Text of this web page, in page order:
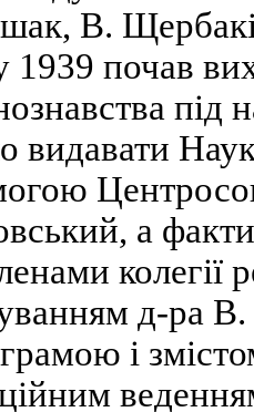
В.
1939 почав
видавати
а
колегії
д-ра
і